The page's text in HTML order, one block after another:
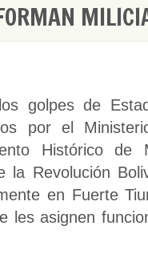
golpes de
por el
Histórico
la Revolución
en Fuerte
les asignen